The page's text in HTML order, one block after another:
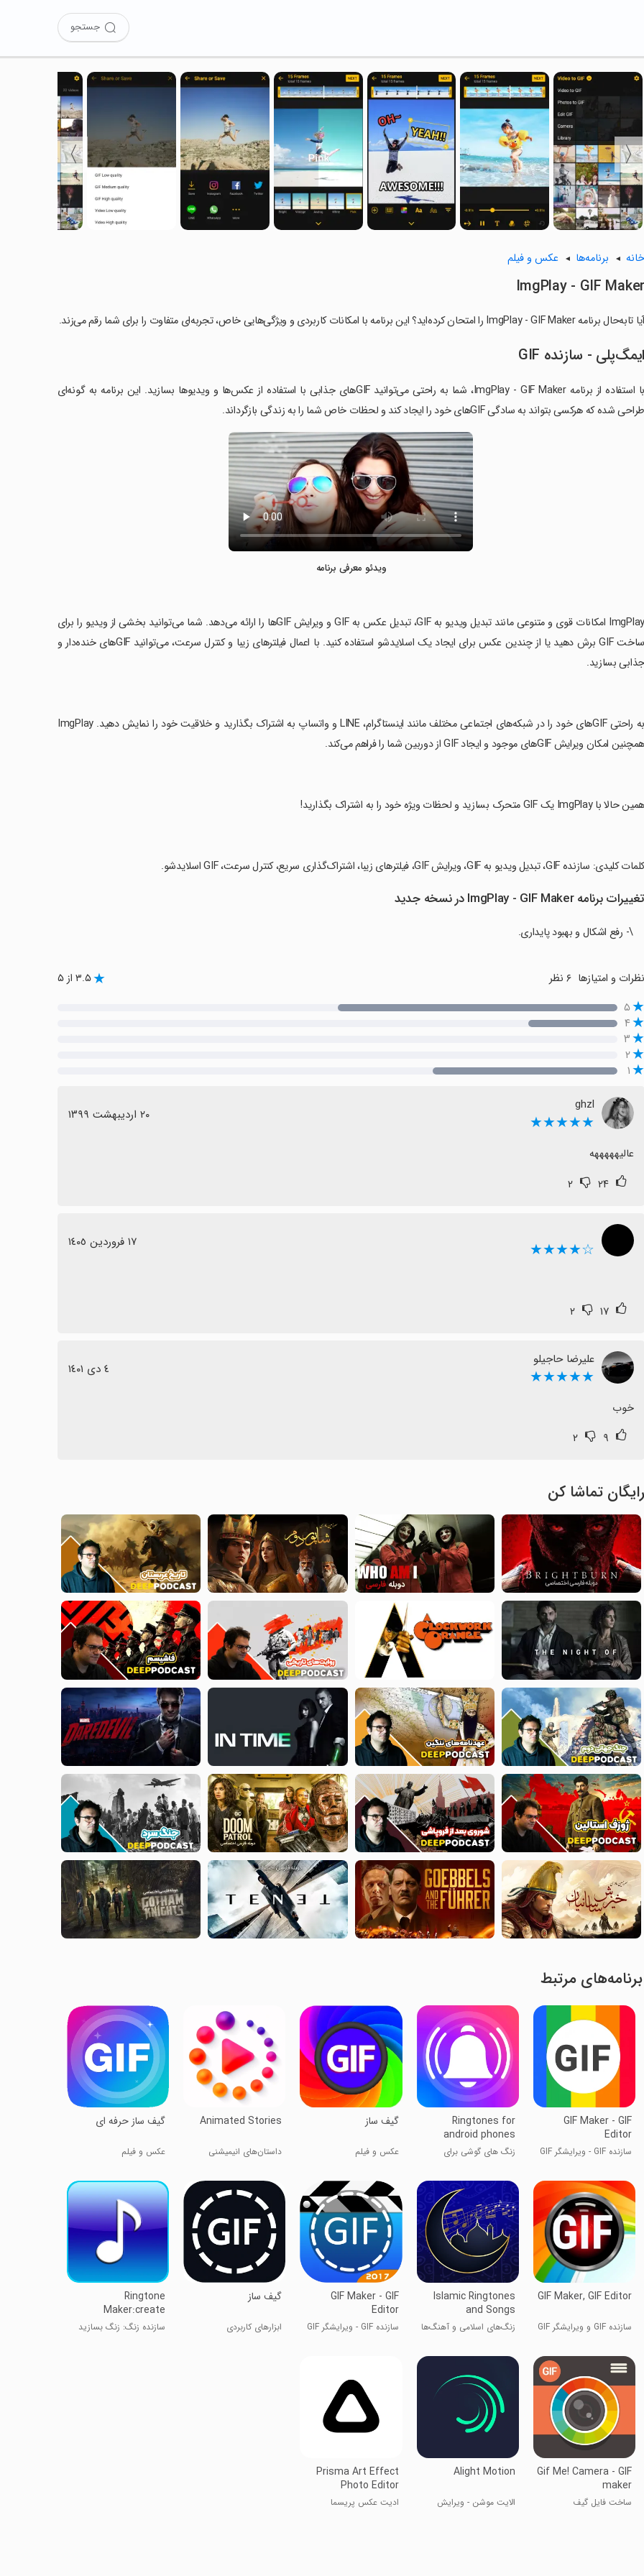
جستجو
〈
〉
خانه برنامه‌ها عکس و فیلم
ImgPlay - GIF Maker
آیا تابه‌حال برنامه ImgPlay - GIF Maker را امتحان کرده‌اید؟ این برنامه با امکانات کاربردی و ویژگی‌هایی خاص، تجربه‌ای متفاوت را برای شما رقم می‌زند.
ایمگ‌پلی - سازنده GIF
با استفاده از برنامه ImgPlay - GIF Maker، شما به راحتی می‌توانید GIFهای جذابی با استفاده از عکس‌ها و ویدیوها بسازید. این برنامه به گونه‌ای
طراحی شده که هرکسی بتواند به سادگی GIFهای خود را ایجاد کند و لحظات خاص شما را به زندگی بازگرداند.
ویدئو معرفی برنامه
‏ImgPlay امکانات قوی و متنوعی مانند تبدیل ویدیو به GIF، تبدیل عکس به GIF و ویرایش GIFها را ارائه می‌دهد. شما می‌توانید بخشی از ویدیو را برای
ساخت GIF برش دهید یا از چندین عکس برای ایجاد یک اسلایدشو استفاده کنید. با اعمال فیلترهای زیبا و کنترل سرعت، می‌توانید GIFهای خنده‌دار و
جذابی بسازید.
‏به راحتی GIFهای خود را در شبکه‌های اجتماعی مختلف مانند اینستاگرام، LINE و واتساپ به اشتراک بگذارید و خلاقیت خود را نمایش دهید. ImgPlay
همچنین امکان ویرایش GIFهای موجود و ایجاد GIF از دوربین شما را فراهم می‌کند.
‏همین حالا با ImgPlay یک GIF متحرک بسازید و لحظات ویژه خود را به اشتراک بگذارید!
‏کلمات کلیدی: سازنده GIF، تبدیل ویدیو به GIF، ویرایش GIF، فیلترهای زیبا، اشتراک‌گذاری سریع، کنترل سرعت، GIF اسلایدشو.
تغییرات برنامه ImgPlay - GIF Maker در نسخه جدید
\- رفع اشکال و بهبود پایداری.
نظرات و امتیازها ۶ نظر ۳.۵ از ۵
۵
۴
۳
۲
۱
ghzl
★★★★★ ٢٠ اردیبهشت ١٣٩٩
عالیهههههه
۲۴ ۲
☆★★★★ ١٧ فروردین ١٤٠٥
۱۷ ۲
علیرضا حاجیلو
★★★★★ ٤ دی ١٤٠١
خوب
۹ ۲
رایگان تماشا کن
برنامه‌های مرتبط
GIF Maker - GIF
Editor
سازنده GIF - ویرایشگر GIF
Ringtones for
android phones
زنگ های گوشی برای
گیف ساز
عکس و فیلم
Animated Stories
داستان‌های انیمیشنی
گیف ساز حرفه ای
عکس و فیلم
GIF Maker, GIF Editor
سازنده GIF و ویرایشگر GIF
Islamic Ringtones
and Songs
زنگ‌های اسلامی و آهنگ‌ها
GIF Maker - GIF
Editor
سازنده GIF - ویرایشگر GIF
گیف ساز
ابزارهای کاربردی
Ringtone
Maker:create
ringtone
سازنده زنگ: زنگ بسازید
Gif Me! Camera - GIF
maker
ساخت فایل گیف
Alight Motion
الایت موشن - ویرایش
Prisma Art Effect
Photo Editor
ادیت عکس پریسما